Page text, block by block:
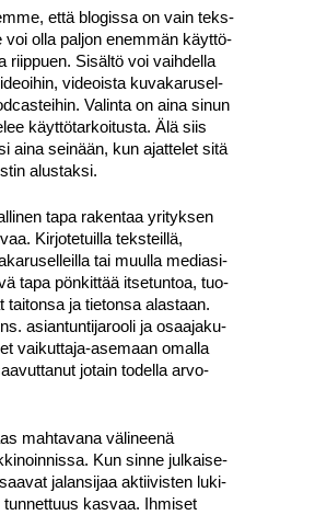
että blo­gis­sa on vain teks­
voi olla pal­jon enem­män käyt­tö­
riip­puen. Sisäl­tö voi vaih­del­la
videois­ta kuva­ka­rusel­
Valin­ta on aina sinun
käyt­tö­tar­koi­tus­ta. Älä siis
aina sei­nään, kun ajat­te­let sitä
alus­tak­si.
tapa raken­taa yri­tyk­sen
Kir­jo­te­tuil­la teks­teil­lä,
tai muul­la media­si­
tapa pön­kit­tää itse­tun­toa, tuo­
tai­ton­sa ja tie­ton­sa alas­taan.
asian­tun­ti­ja­roo­li ja osaa­ja­ku­
vai­kut­ta­ja-ase­maan omal­la
jotain todel­la arvo­
mah­ta­va­na väli­nee­nä
Kun sin­ne jul­kai­se­
jalan­si­jaa aktii­vis­ten luki­
tun­net­tuus kas­vaa. Ihmi­set